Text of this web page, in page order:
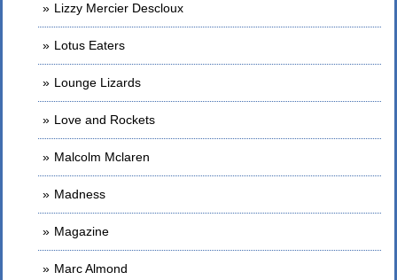
Lizzy Mercier Descloux
Lotus Eaters
Lounge Lizards
Love and Rockets
Malcolm Mclaren
Madness
Magazine
Marc Almond